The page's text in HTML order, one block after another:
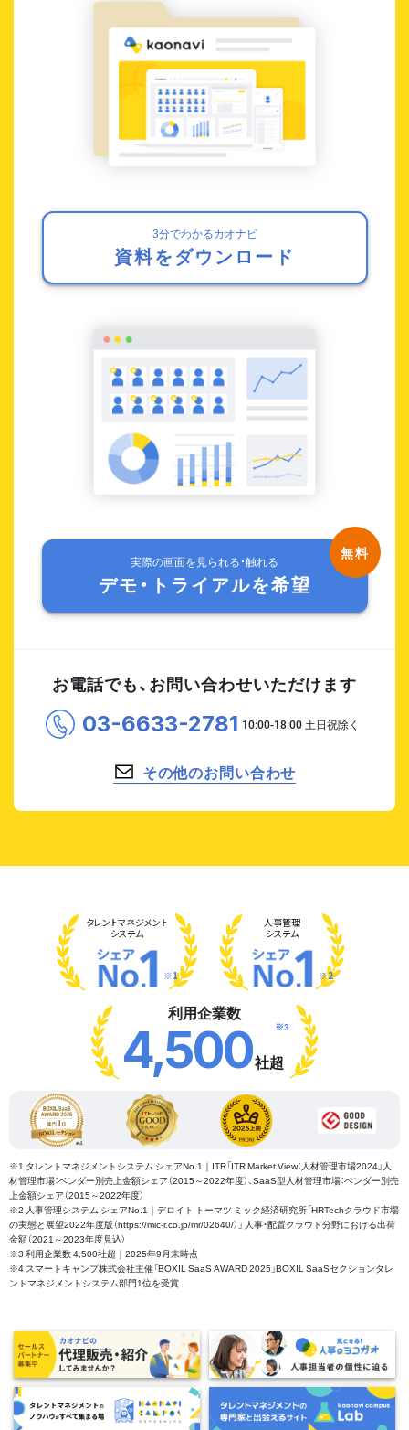
3分でわかるカオナビ
資料をダウンロード
実際の画面を見られる・触れる
デモ・トライアルを希望
お電話でも、お問い合わせいただけます
03-6633-2781
その他のお問い合わせ
タレントマネジメント
システム
※1
人事管理
システム
※2
利用企業数
4,500社超
※3
※1 タレントマネジメントシステム シェアNo.1｜ITR「ITR Market View：人材管理市場2024」人
材管理市場：ベンダー別売上金額シェア（2015～2022年度）、SaaS型人材管理市場：ベンダー別売
上金額シェア（2015～2022年度）
※2 人事管理システム シェアNo.1｜デロイト トーマツ ミック経済研究所「HRTechクラウド市場
の実態と展望2022年度版（https://mic-r.co.jp/mr/02640/）」 人事・配置クラウド分野における出荷
金額（2021～2023年度見込）
※3 利用企業数 4,500社超｜2025年9月末時点
※4 スマートキャンプ株式会社主催「BOXIL SaaS AWARD 2025」BOXIL SaaSセクションタレ
ントマネジメントシステム部門1位を受賞